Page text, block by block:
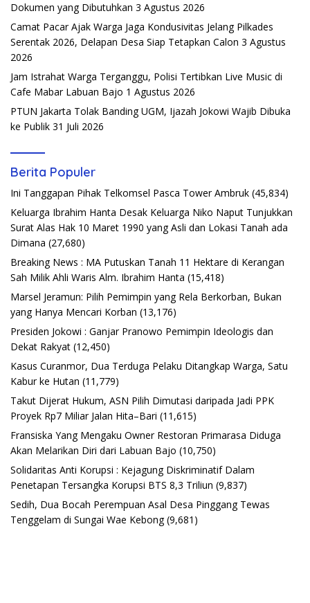
Dokumen yang Dibutuhkan 3 Agustus 2026
Camat Pacar Ajak Warga Jaga Kondusivitas Jelang Pilkades
Serentak 2026, Delapan Desa Siap Tetapkan Calon 3 Agustus
2026
Jam Istrahat Warga Terganggu, Polisi Tertibkan Live Music di
Cafe Mabar Labuan Bajo 1 Agustus 2026
PTUN Jakarta Tolak Banding UGM, Ijazah Jokowi Wajib Dibuka
ke Publik 31 Juli 2026
Berita Populer
Ini Tanggapan Pihak Telkomsel Pasca Tower Ambruk (45,834)
Keluarga Ibrahim Hanta Desak Keluarga Niko Naput Tunjukkan
Surat Alas Hak 10 Maret 1990 yang Asli dan Lokasi Tanah ada
Dimana (27,680)
Breaking News : MA Putuskan Tanah 11 Hektare di Kerangan
Sah Milik Ahli Waris Alm. Ibrahim Hanta (15,418)
Marsel Jeramun: Pilih Pemimpin yang Rela Berkorban, Bukan
yang Hanya Mencari Korban (13,176)
Presiden Jokowi : Ganjar Pranowo Pemimpin Ideologis dan
Dekat Rakyat (12,450)
Kasus Curanmor, Dua Terduga Pelaku Ditangkap Warga, Satu
Kabur ke Hutan (11,779)
Takut Dijerat Hukum, ASN Pilih Dimutasi daripada Jadi PPK
Proyek Rp7 Miliar Jalan Hita–Bari (11,615)
Fransiska Yang Mengaku Owner Restoran Primarasa Diduga
Akan Melarikan Diri dari Labuan Bajo (10,750)
Solidaritas Anti Korupsi : Kejagung Diskriminatif Dalam
Penetapan Tersangka Korupsi BTS 8,3 Triliun (9,837)
Sedih, Dua Bocah Perempuan Asal Desa Pinggang Tewas
Tenggelam di Sungai Wae Kebong (9,681)